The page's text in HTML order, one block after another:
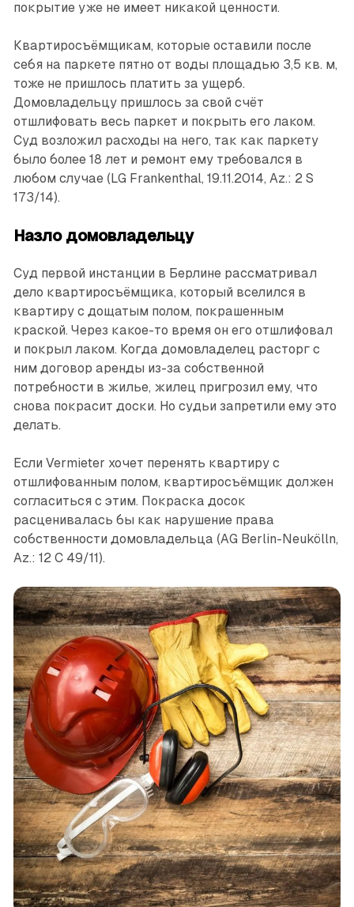
покрытие уже не имеет никакой ценности.
Квартиросъёмщикам, которые оставили после
себя на паркете пятно от воды площадью 3,5 кв. м,
тоже не пришлось платить за ущерб.
Домовладельцу пришлось за свой счёт
отшлифовать весь паркет и покрыть его лаком.
Суд возложил расходы на него, так как паркету
было более 18 лет и ремонт ему требовался в
любом случае (LG Frankenthal, 19.11.2014, Az.: 2 S
173/14).
Назло домовладельцу
Суд первой инстанции в Берлине рассматривал
дело квартиросъёмщика, который вселился в
квартиру с дощатым полом, покрашенным
краской. Через какое-то время он его отшлифовал
и покрыл лаком. Когда домовладелец расторг с
ним договор аренды из-за собственной
потребности в жилье, жилец пригрозил ему, что
снова покрасит доски. Но судьи запретили ему это
делать.
Если Vermieter хочет перенять квартиру с
отшлифованным полом, квартиросъёмщик должен
согласиться с этим. Покраска досок
расценивалась бы как нарушение права
собственности домовладельца (AG Berlin-Neukölln,
Az.: 12 C 49/11).